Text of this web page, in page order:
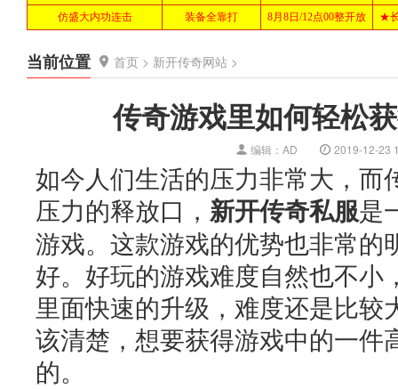
当前位置 首页 > 新开传奇网站 >
传奇游戏里如何轻松
编辑：AD 2019-12-23
如今人们生活的压力非常大，而
压力的释放口， 新开传奇私服是
游戏。这款游戏的优势也非常的
好。好玩的游戏难度自然也不小
里面快速的升级，难度还是比较
该清楚，想要获得游戏中的一件
的。